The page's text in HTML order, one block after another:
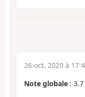
26 oct. 2020 à
Note globale : 3.7